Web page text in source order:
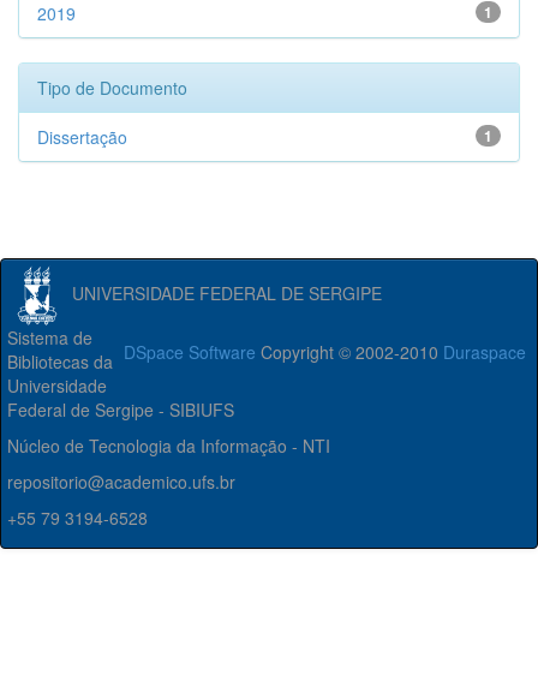
1
2019
Tipo de Documento
1
Dissertação
UNIVERSIDADE FEDERAL DE SERGIPE
DSpace Software Copyright © 2002-2010 Duraspace
Sistema de
Bibliotecas da
Universidade
Federal de Sergipe - SIBIUFS
Núcleo de Tecnologia da Informação - NTI
repositorio@academico.ufs.br
+55 79 3194-6528